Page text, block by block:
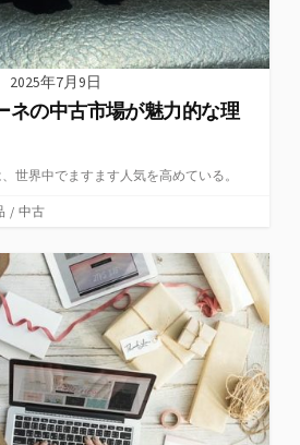
2025年7月9日
ネの中古市場が魅力的な理
世界中でますます人気を高めている。
/ 中古